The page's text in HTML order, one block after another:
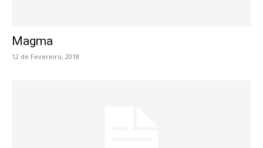
Magma
12 de Fevereiro, 2018